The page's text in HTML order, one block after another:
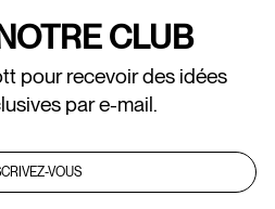
CLUB
pour recevoir des idées
par e-mail.
VOUS